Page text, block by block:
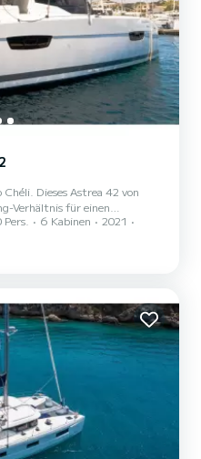
Dieses Astrea 42 von
Verhältnis für einen
mit
10 Personen. Mit einer
Ihr perfekter Begleiter sein,
Pers. 6 Kabinen
2021